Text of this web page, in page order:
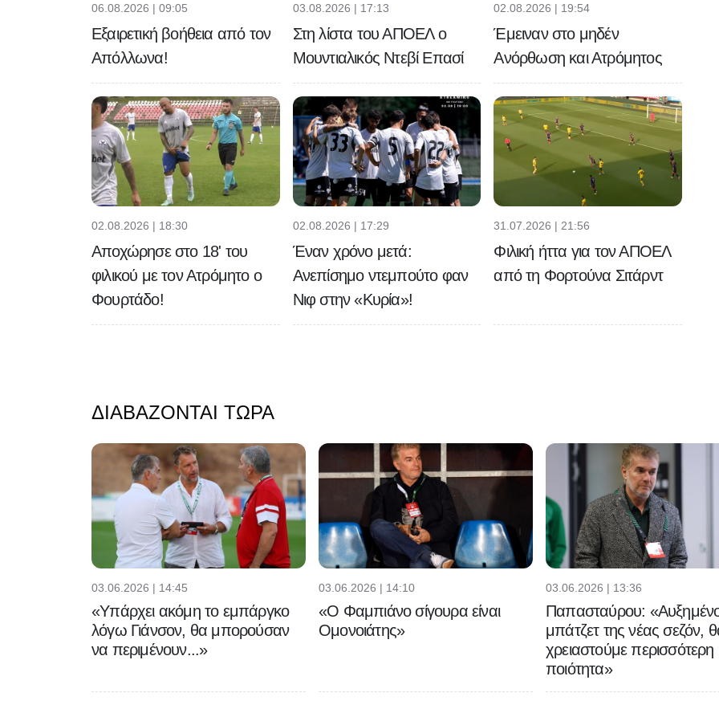
06.08.2026 | 09:05
Εξαιρετική βοήθεια από τον
Απόλλωνα!
03.08.2026 | 17:13
Στη λίστα του ΑΠΟΕΛ ο
Μουντιαλικός Ντεβί Επασί
02.08.2026 | 19:54
Έμειναν στο μηδέν
Ανόρθωση και Ατρόμητος
02.08.2026 | 18:30
Αποχώρησε στο 18' του
φιλικού με τον Ατρόμητο ο
Φουρτάδο!
02.08.2026 | 17:29
Έναν χρόνο μετά:
Ανεπίσημο ντεμπούτο φαν
Νιφ στην «Κυρία»!
31.07.2026 | 21:56
Φιλική ήττα για τον ΑΠΟΕΛ
από τη Φορτούνα Σιτάρντ
ΔΙΑΒΆΖΟΝΤΑΙ ΤΏΡΑ
03.06.2026 | 14:45
«Υπάρχει ακόμη το εμπάργκο
λόγω Γιάνσον, θα μπορούσαν
να περιμένουν...»
03.06.2026 | 14:10
«Ο Φαμπιάνο σίγουρα είναι
Ομονοιάτης»
03.06.2026 | 13:36
Παπασταύρου:
μπάτζετ της νέας σεζόν,
χρειαστούμε περισσότερη
ποιότητα»